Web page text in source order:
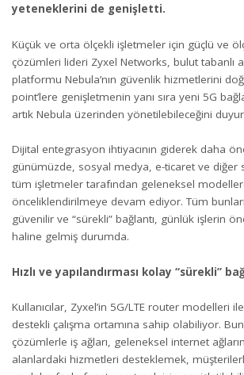
yeteneklerini de genişletti.
Küçük ve orta ölçekli işletmeler için güçlü ve
çözümleri lideri Zyxel Networks, bulut tabanlı
platformu Nebula’nın güvenlik hizmetlerini
point’lere genişletmenin yanı sıra yeni 5G
artık Nebula üzerinden yönetilebileceğini
Dijital entegrasyon ihtiyacının giderek daha
günümüzde, sosyal medya, e-ticaret ve diğer
tüm işletmeler tarafından geleneksel
önceliklendirilmeye devam ediyor. Tüm
güvenilir ve “sürekli” bağlantı, günlük işlerin
haline gelmiş durumda.
Hızlı ve yapılandırması kolay “sürekli”
Kullanıcılar, Zyxel’in 5G/LTE router modelleri
destekli çalışma ortamına sahip olabiliyor.
çözümlerle iş ağları, geleneksel internet
alanlardaki hizmetleri desteklemek,